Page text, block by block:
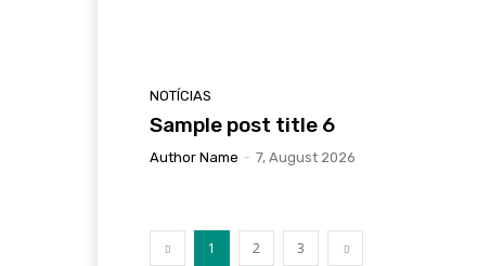
NOTÍCIAS
Sample post title 6
Author Name - 7, August 2026
1 2 3